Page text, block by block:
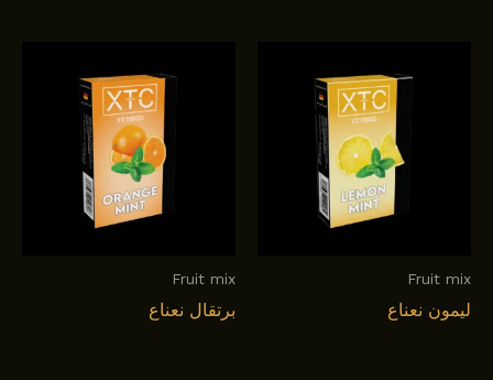
Fruit mix
ليمون نعناع
Fruit mix
برتقال نعناع